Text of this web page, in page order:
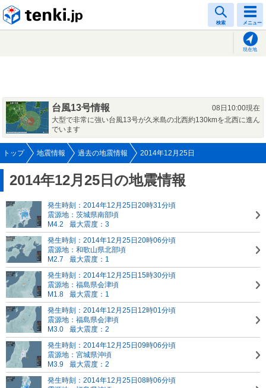
検索 メニュー
現在地
台風13号情報
08日10:00現在
大型で非常に強い台風13号が久米島の北西約130kmを北西に進ん
でいます
トップ 地震情報 過去の地震情報 2014年12月25日
2014年12月25日の地震情報
発生時刻：2014年12月25日20時31分頃
震源地：茨城県南部頃
M4.2
最大震度：3
発生時刻：2014年12月25日20時06分頃
震源地：和歌山県北部頃
M2.7
最大震度：1
発生時刻：2014年12月25日15時30分頃
震源地：福島県会津頃
M1.8
最大震度：1
発生時刻：2014年12月25日12時01分頃
震源地：福島県会津頃
M3.0
最大震度：2
発生時刻：2014年12月25日09時06分頃
震源地：宮城県沖頃
M3.9
最大震度：2
発生時刻：2014年12月25日08時06分頃